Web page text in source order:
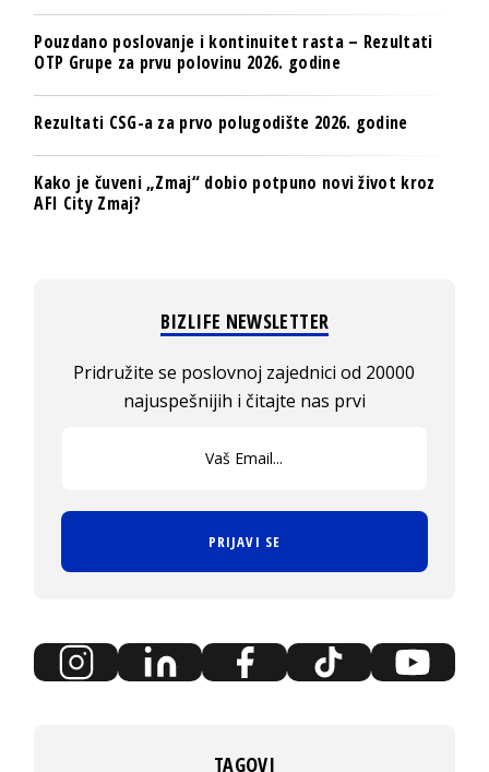
Pouzdano poslovanje i kontinuitet rasta – Rezultati
OTP Grupe za prvu polovinu 2026. godine
Rezultati CSG-a za prvo polugodište 2026. godine
Kako je čuveni „Zmaj“ dobio potpuno novi život kroz
AFI City Zmaj?
BIZLIFE NEWSLETTER
Pridružite se poslovnoj zajednici od 20000
najuspešnijih i čitajte nas prvi
PRIJAVI SE
TAGOVI